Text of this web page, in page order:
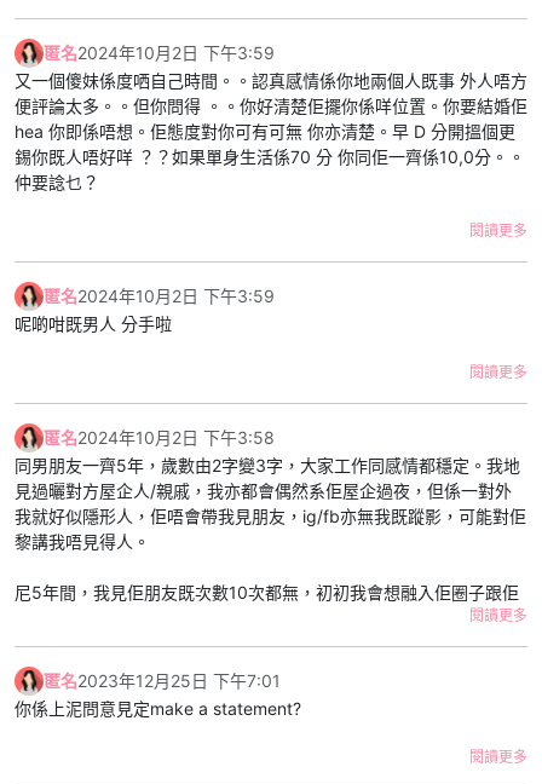
匿名2024年10月2日 下午3:59
又一個傻妹係度哂自己時間。。認真感情係你地兩個人既事 外人唔方
便評論太多。。但你問得 。。你好清楚佢擺你係咩位置。你要結婚佢
hea 你即係唔想。佢態度對你可有可無 你亦清楚。早 D 分開搵個更
錫你既人唔好咩 ？？如果單身生活係70 分 你同佢一齊係10,0分。。
仲要諗乜？
閱讀更多
匿名2024年10月2日 下午3:59
呢啲咁既男人 分手啦
閱讀更多
匿名2024年10月2日 下午3:58
同男朋友一齊5年，歲數由2字變3字，大家工作同感情都穩定。我地
見過曬對方屋企人/親戚，我亦都會偶然系佢屋企過夜，但係一對外
我就好似隱形人，佢唔會帶我見朋友，ig/fb亦無我既蹤影，可能對佢
黎講我唔見得人。
尼5年間，我見佢朋友既次數10次都無，初初我會想融入佢圈子跟佢
去玩。我雖然唔係外向，但自問有禮貌唔失禮，我個次跟佢去飲嘢，
佢夜晚1點幾就送左我走，之後就叫我以後唔好去，佢話朋友唔熟尷
尬。第一次見唔熟好正常，但係佢直接落閘令我唔好受。
另外佢亦都會約朋友系屋企食飯/賭錢。同樣頭幾次我都有份，我亦
會招呼客人。但係幾次後佢會直接同我講約左朋友黎，叫我唔好搵
佢。我同佢講我想識佢啲朋友，佢答我話唔岩玩無謂尷尬。又一次我
閱讀更多
匿名2023年12月25日 下午7:01
你係上泥問意見定make a statement?
閱讀更多